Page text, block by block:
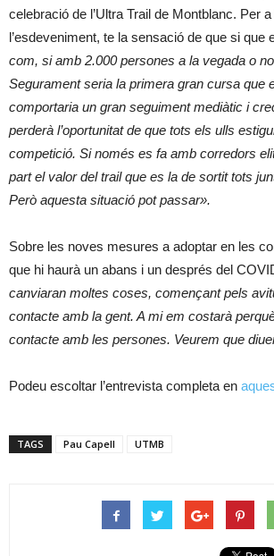
celebració de l’Ultra Trail de Montblanc. Per
l’esdeveniment, te la sensació de que si que
com, si amb 2.000 persones a la vegada o
Segurament seria la primera gran cursa que
comportaria un gran seguiment mediàtic i
perderà l’oportunitat de que tots els ulls
competició. Si només es fa amb corredors
part el valor del trail que es la de sortit tots
Però aquesta situació pot passar».
Sobre les noves mesures a adoptar en les
que hi haurà un abans i un després del
canviaran moltes coses, començant pels
contacte amb la gent. A mi em costarà
contacte amb les persones. Veurem que
Podeu escoltar l’entrevista completa en
TAGS Pau Capell UTMB